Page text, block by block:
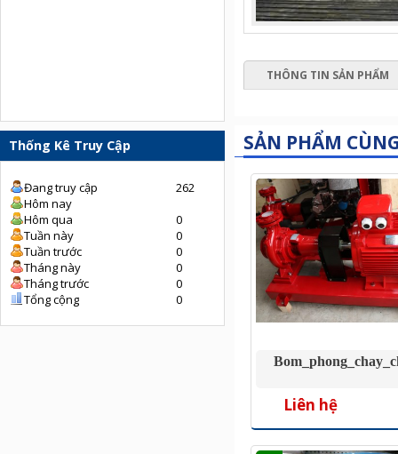
Thống Kê Truy Cập
Đang truy cập
262
Hôm nay
Hôm qua
0
Tuần này
0
Tuần trước
0
Tháng này
0
Tháng trước
0
Tổng cộng
0
THÔNG TIN SẢN PHẨM
SẢN PHẨM
Liên hệ